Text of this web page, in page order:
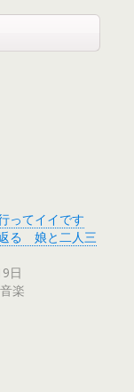
ってイイです
る 娘と二人三
日
楽